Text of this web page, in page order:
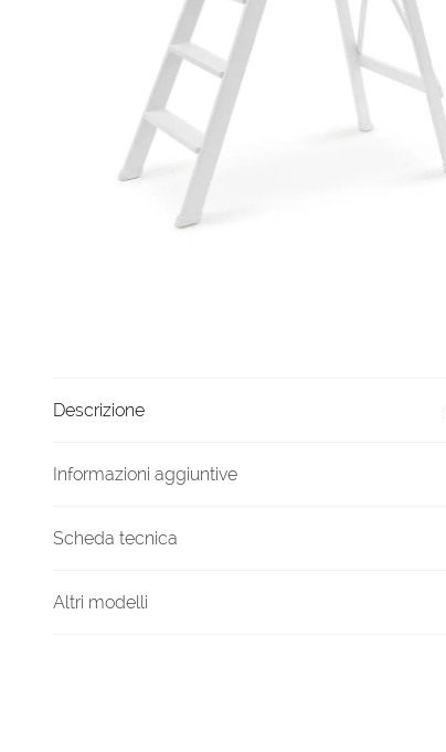
Descrizione
Informazioni aggiuntive
Scheda tecnica
Altri modelli